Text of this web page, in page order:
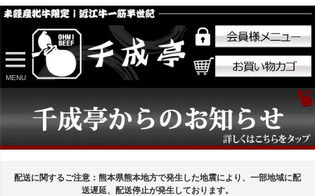
MENU
配送に関するご注意：熊本県熊本地方で発生した地震により、一部地域に配
送遅延、配送停止が発生しております。